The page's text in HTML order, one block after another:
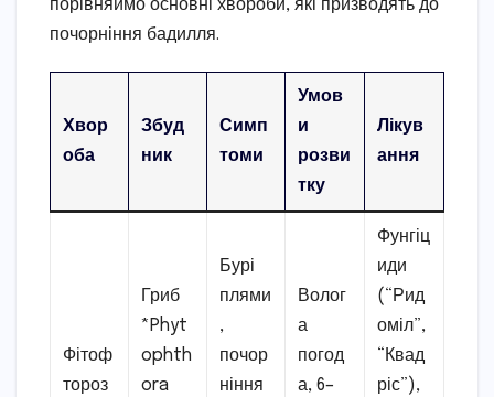
порівняймо основні хвороби, які призводять до
почорніння бадилля.
Хвор
оба
Збуд
ник
Симп
томи
Умов
и
розви
тку
Лікув
ання
Фітоф
тороз
Гриб
*Phyt
ophth
ora
Бурі
плями
,
почор
ніння
Волог
а
погод
а, 6–
Фунгіц
иди
(“Рид
оміл”,
“Квад
ріс”),